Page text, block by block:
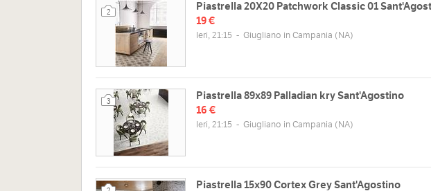
2
Piastrella 20X20 Patchwork Classic 01
19 €
Ieri, 21:15 - Giugliano in Campania (NA)
3
Piastrella 89x89 Palladian kry Sant'Agostino
16 €
Ieri, 21:15 - Giugliano in Campania (NA)
Piastrella 15x90 Cortex Grey Sant'Agostino